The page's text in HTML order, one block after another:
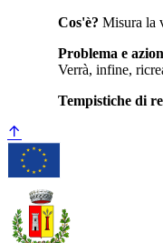
Cos'è? Misura la
Problema e
Verrà, infine,
Tempistiche di